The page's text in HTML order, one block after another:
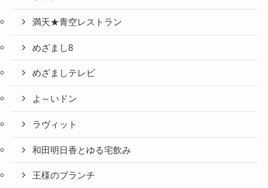
満天★青空レストラン
めざまし8
めざましテレビ
よ～いドン
ラヴィット
和田明日香とゆる宅飲み
王様のブランチ